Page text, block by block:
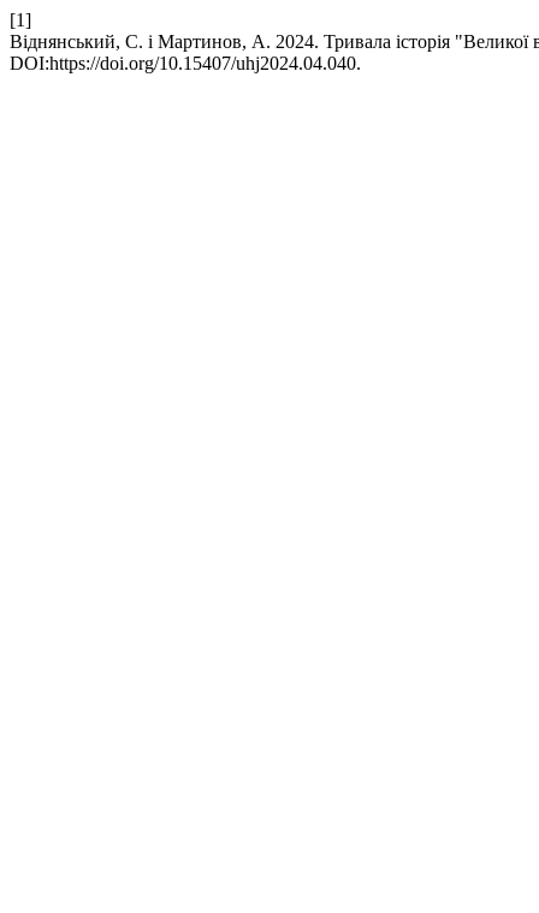
[1]
Віднянський, С. і Мартинов, А. 2024. Тривала історія "Великої
DOI:https://doi.org/10.15407/uhj2024.04.040.